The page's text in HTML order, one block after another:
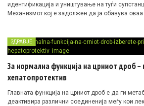
идентификација и уништување на туѓи
Механизмот кој е задолжен да ја обавува
ЗДРАВЈЕ
За нормална функција на црниот дроб
хепатопротектив
Главната функција на црниот дроб е да ги
деактивира различни соединенија меѓу кои